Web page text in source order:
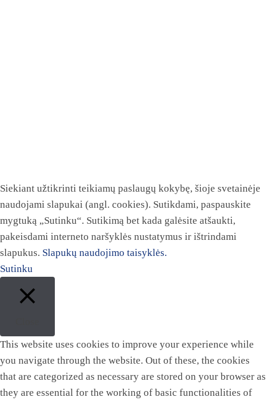
Siekiant užtikrinti teikiamų paslaugų kokybę, šioje svetainėje
naudojami slapukai (angl. cookies). Sutikdami, paspauskite
mygtuką „Sutinku“. Sutikimą bet kada galėsite atšaukti,
pakeisdami interneto naršyklės nustatymus ir ištrindami
slapukus. Slapukų naudojimo taisyklės.
Sutinku
This website uses cookies to improve your experience while
you navigate through the website. Out of these, the cookies
that are categorized as necessary are stored on your browser as
they are essential for the working of basic functionalities of